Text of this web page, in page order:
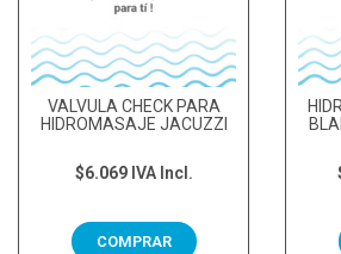
VALVULA CHECK PARA
HIDROMASAJE JACUZZI
$6.069 IVA Incl.
COMPRAR